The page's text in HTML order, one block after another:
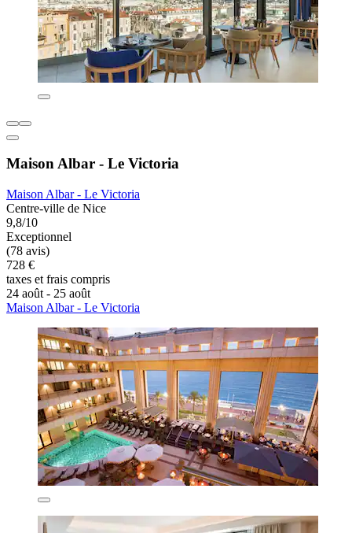
Maison Albar - Le Victoria
Maison Albar - Le Victoria
Centre-ville de Nice
9,8/10
Exceptionnel
(78 avis)
728 €
taxes et frais compris
24 août - 25 août
Maison Albar - Le Victoria